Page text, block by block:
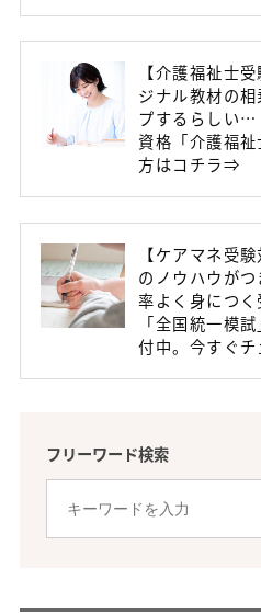
【介護福祉士
ジナル教材の
プするらしい…
資格「介護福
方はコチラ⇒
【ケアマネ受
のノウハウが
率よく身につ
「全国統一模
付中。今すぐチ
フリーワード検索